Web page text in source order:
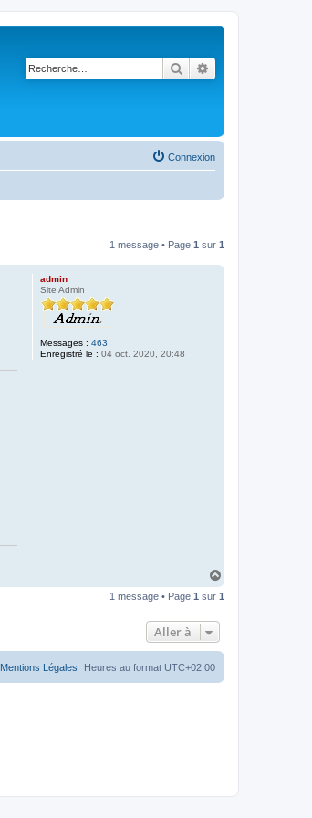
Rechercher
Connexion
1 message • Page 1 sur 1
admin
Site Admin
Messages : 463
Enregistré le : 04 oct. 2020, 20:48
u
1 message • Page 1 sur 1
Aller à
Heures au format UTC+02:00
Mentions Légales